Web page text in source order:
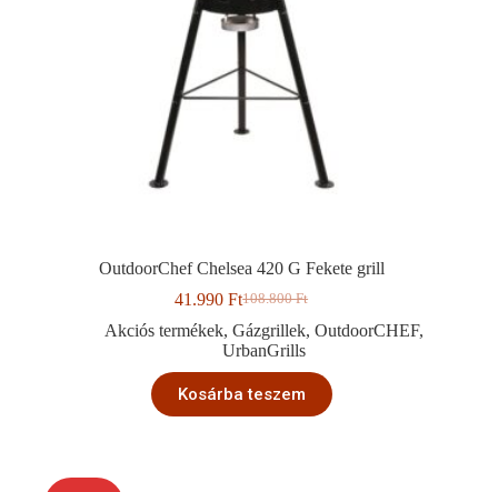
OutdoorChef Chelsea 420 G Fekete grill
108.800Ft
Original
price
was:
41.990FtCurrent
price
is:
Akciós termékek, Gázgrillek, OutdoorCHEF,
UrbanGrills
Kosárba teszem